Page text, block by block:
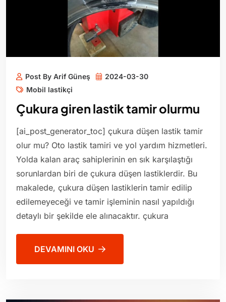
Post By Arif Güneş
2024-03-30
Mobil lastikçi
Çukura giren lastik tamir olurmu
[ai_post_generator_toc] çukura düşen lastik tamir
olur mu? Oto lastik tamiri ve yol yardım hizmetleri.
Yolda kalan araç sahiplerinin en sık karşılaştığı
sorunlardan biri de çukura düşen lastiklerdir. Bu
makalede, çukura düşen lastiklerin tamir edilip
edilemeyeceği ve tamir işleminin nasıl yapıldığı
detaylı bir şekilde ele alınacaktır. çukura
DEVAMINI OKU